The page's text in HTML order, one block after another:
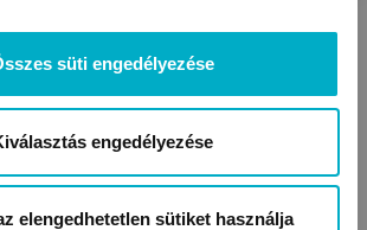
süti engedélyezése
engedélyezése
elengedhetetlen sütiket használja